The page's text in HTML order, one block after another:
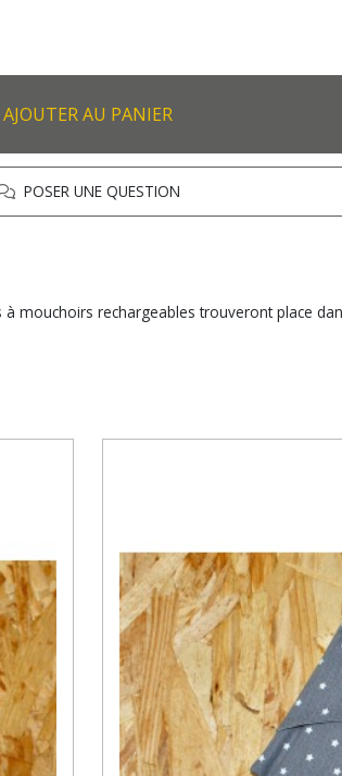
AJOUTER AU PANIER
POSER UNE QUESTION
mouchoirs rechargeables trouveront place